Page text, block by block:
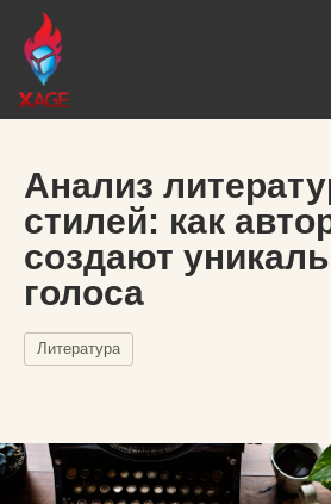
Анализ
стилей: как
создают
голоса
Литература